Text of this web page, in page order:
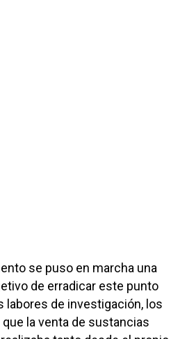
se puso en marcha una
de erradicar este punto
labores de investigación, los
la venta de sustancias